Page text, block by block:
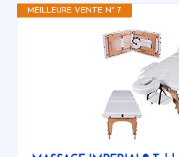
MEILLEURE VENTE N° 7